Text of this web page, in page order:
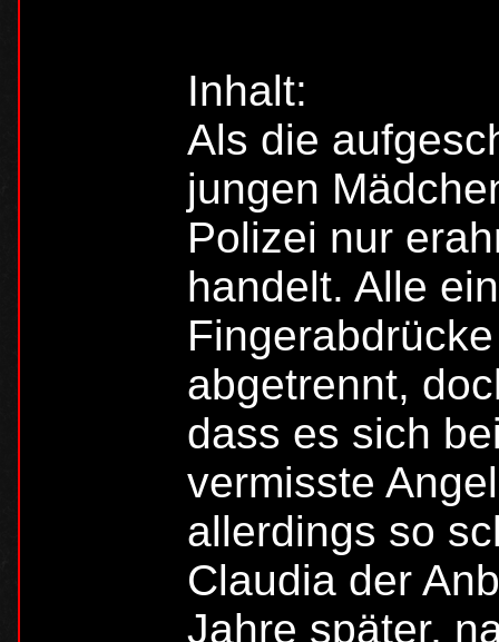
Inhalt:
Als die
jungen
Polizei nur
handelt. Alle
abgetrennt,
dass es sich
vermisste
allerdings so
Claudia der
Jahre später,